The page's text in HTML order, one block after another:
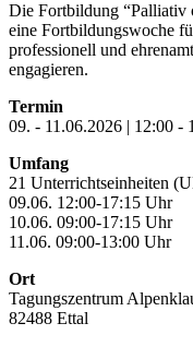
Die Fortbildung “Palliativ
eine Fortbildungswoche
professionell und
engagieren.
Termin
09. - 11.06.2026 | 12:00 -
Umfang
21 Unterrichtseinheiten
09.06. 12:00-17:15 Uhr
10.06. 09:00-17:15 Uhr
11.06. 09:00-13:00 Uhr
Ort
Tagungszentrum
82488 Ettal